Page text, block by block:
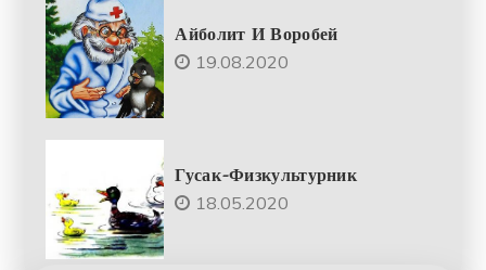
Айболит И Воробей
19.08.2020
Гусак-Физкультурник
18.05.2020